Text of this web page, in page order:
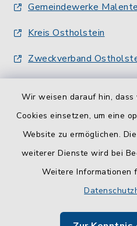
Wir weisen darauf hin,
Cookies einsetzen, um eine
Website zu ermöglichen.
weiterer Dienste wird bei
Weitere Informationen
Gemeindewerke Malente
Kreis Ostholstein
Zweckverband